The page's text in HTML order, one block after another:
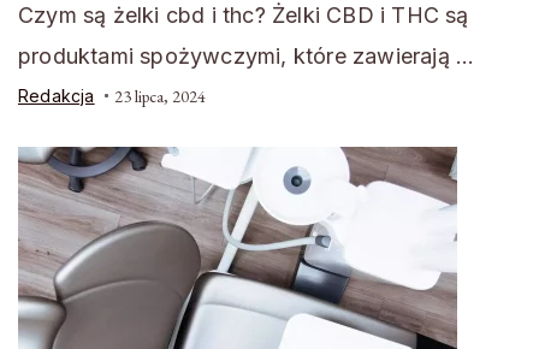
Czym są żelki cbd i thc? Żelki CBD i THC są
produktami spożywczymi, które zawierają …
Redakcja 23 lipca, 2024